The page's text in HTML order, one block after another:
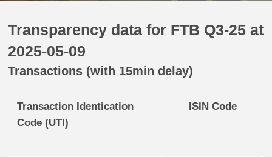
Transparency data for FTB Q3-25 at
2025-05-09
Transactions (with 15min delay)
Transaction Identication
Code (UTI)
ISIN Code